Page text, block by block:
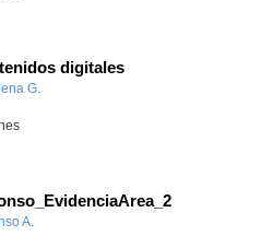
digitales
G.
A.